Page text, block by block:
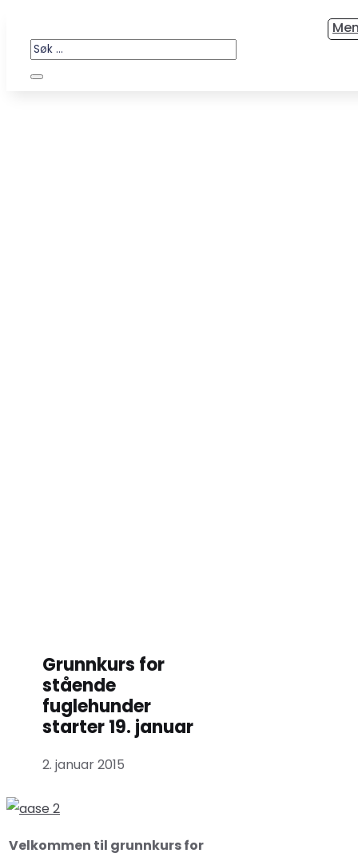
Grunnkurs for
stående
fuglehunder
starter 19. januar
2. januar 2015
Velkommen til grunnkurs for